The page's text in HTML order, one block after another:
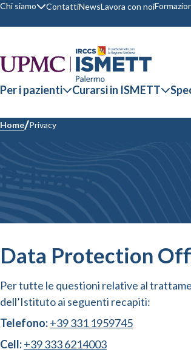
Chi siamo ContattiNewsLavora con noi
Per i pazienti Curarsi in ISMETT
Home Privacy
Data Protection
Per tutte le questioni relative al
dell’Istituto ai seguenti recapiti:
Telefono:+39 331 1959745
Cell:+39 333 6214003